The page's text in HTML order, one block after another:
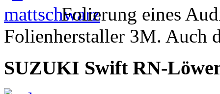
Folierung eines
Folienherstaller 3M. Auch
SUZUKI Swift RN-